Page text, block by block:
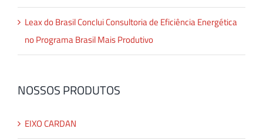
Leax do Brasil Conclui Consultoria de Eficiência Energética
no Programa Brasil Mais Produtivo
NOSSOS PRODUTOS
EIXO CARDAN